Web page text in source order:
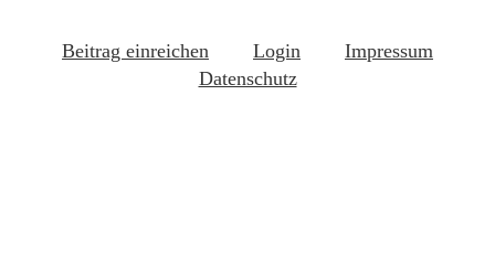
Beitrag einreichen Login
Impressum
Datenschutz